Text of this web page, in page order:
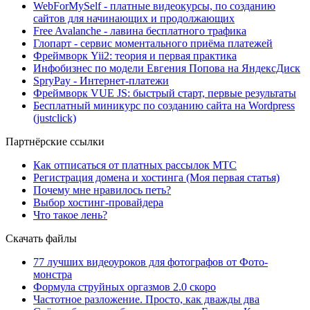
WebForMySelf - платные видеокурсы, по созданию
сайтов для начинающих и продолжающих
Free Avalanche - лавина бесплатного трафика
Глопарт - сервис моментального приёма платежей
Фреймворк Yii2: теория и первая практика
Инфобизнес по модели Евгения Попова на ЯндексДиск
SpryPay - Интернет-платежи
Фреймворк VUE JS: быстрый старт, первые результаты
Бесплатный миникурс по созданию сайта на Wordpress
(justclick)
Партнёрские ссылки
Как отписаться от платных рассылок МТС
Регистрация домена и хостинга (Моя первая статья)
Почему мне нравилось петь?
Выбор хостинг-провайдера
Что такое лень?
Скачать файлы
77 лучших видеоуроков для фотографов от Фото-
монстра
Формула струйных оргазмов 2.0 скоро
Частотное разложение. Просто, как дважды два